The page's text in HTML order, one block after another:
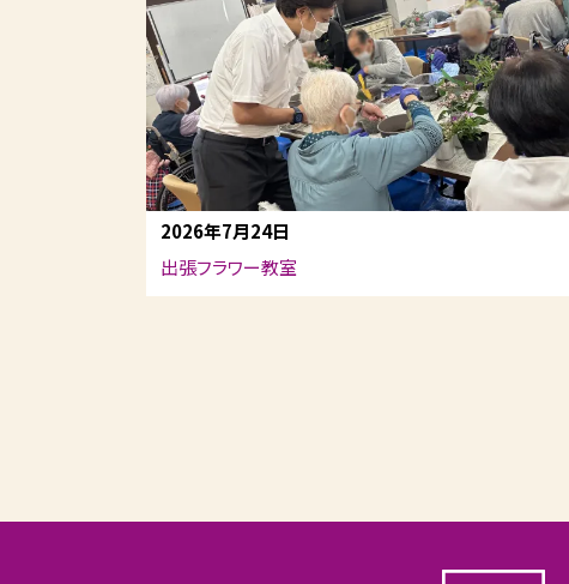
2026年7月24日
出張フラワー教室